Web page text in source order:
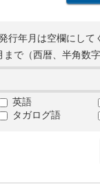
年月は空欄にして
まで（西暦、半角数字
英語
タガログ語